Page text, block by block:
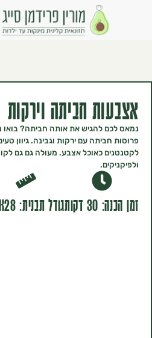
אצבעות חביתה וירקות
נמאס לכם להגיש את אותה חביתה? בואו
פרוסות חביתה עם ירקות וגבינה. גיוון
לקטנטנים כאוכל אצבע. מעולה גם גם
ולפיקניקים.
זמן הכנה: 30 דקות גודל תבנית: 28X28